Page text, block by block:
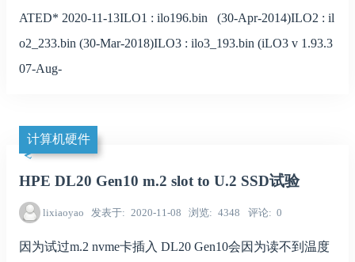
ATED* 2020-11-13ILO1 : ilo196.bin (30-Apr-2014)ILO2 : il
o2_233.bin (30-Mar-2018)ILO3 : ilo3_193.bin (iLO3 v 1.93.3
07-Aug-
计算机硬件
HPE DL20 Gen10 m.2 slot to U.2 SSD试验
lixiaoyao 发表于 2020-11-08 浏览 4348 评论 0
因为试过m.2 nvme卡插入 DL20 Gen10会因为读不到温度